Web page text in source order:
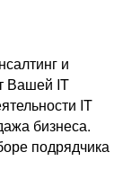
и
Вашей IT
IT
бизнеса.
подрядчика